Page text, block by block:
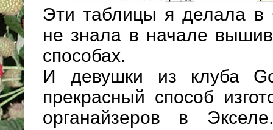
Эти таблицы я делала в
не знала в начале
способах.
И девушки из клуба
прекрасный способ
органайзеров в